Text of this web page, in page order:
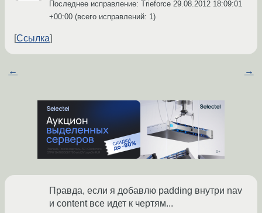
Последнее исправление: Trieforce 29.08.2012 18:09:01
+00:00 (всего исправлений: 1)
Ссылка
← →
Правда, если я добавлю padding внутри nav
и content все идет к чертям...